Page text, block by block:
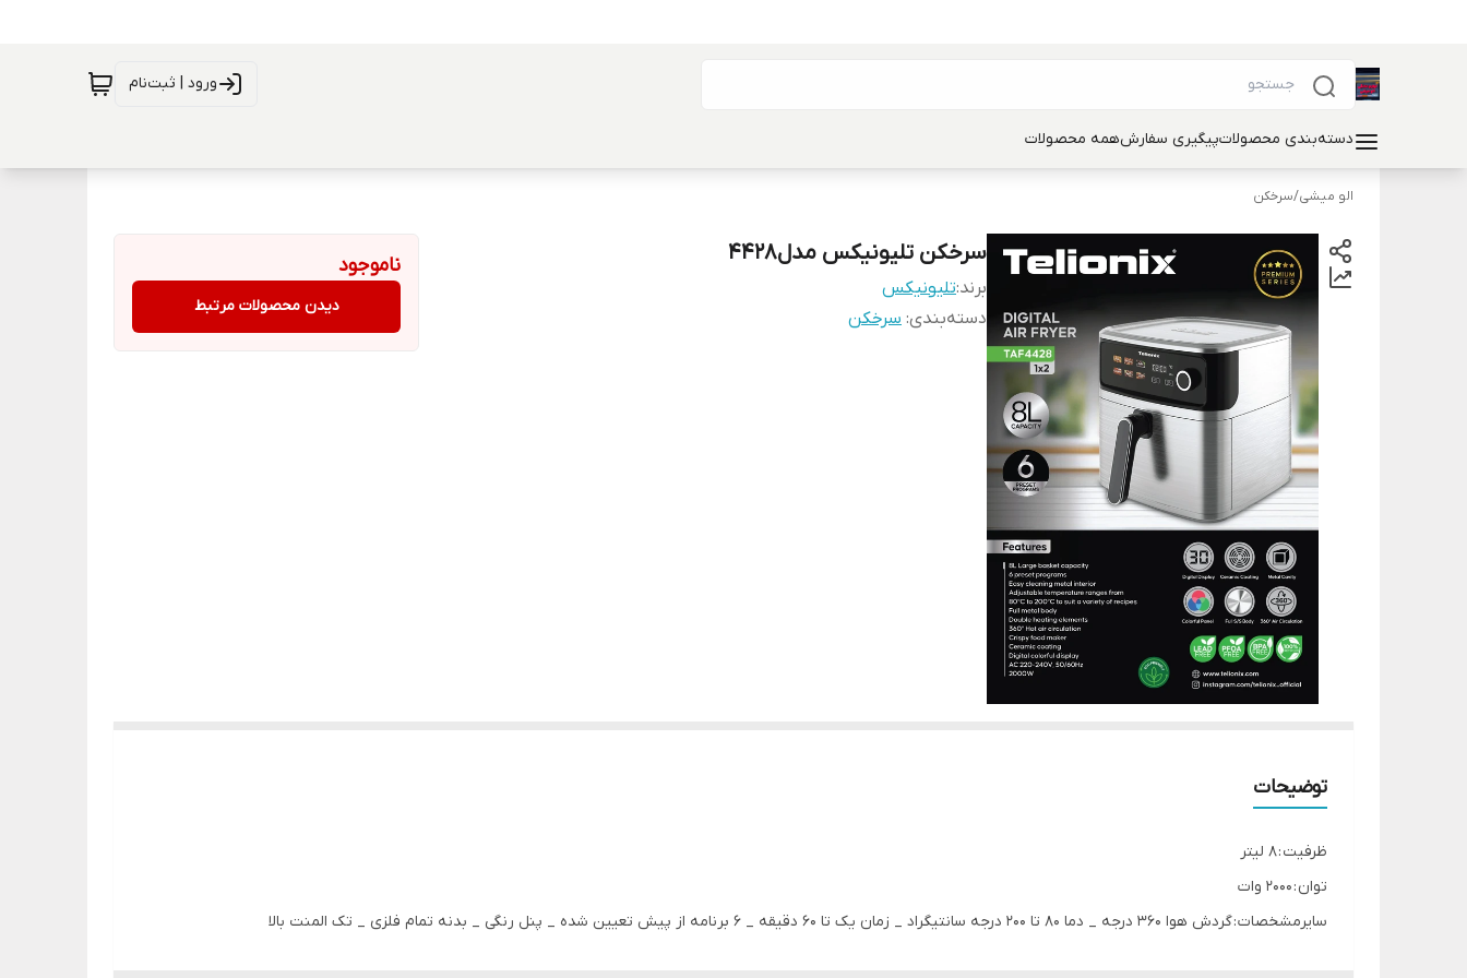
ورود | ثبت‌نام
دسته‌بندی محصولاتپیگیری سفارشهمه محصولات
الو میشی/سرخکن
سرخکن تلیونیکس مدل4428
برند:تلیونیکس
دسته‌بندی: سرخکن
ناموجود
دیدن محصولات مرتبط
توضیحات
ظرفیت : 8 لیتر
توان : ۲۰۰۰ وات
سایرمشخصات : گردش هوا ۳۶۰ درجه _ دما ۸۰ تا ۲۰۰ درجه سانتیگراد _ زمان یک تا ۶۰ دقیقه _ ۶ برنامه از پیش تعیین شده _ پنل رنگی _ بدنه تمام فلزی _ تک المنت بالا